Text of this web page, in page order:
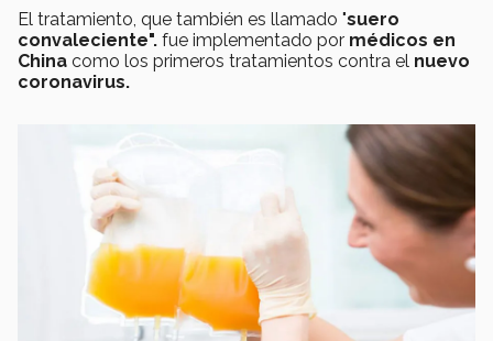
El tratamiento, que también es llamado "suero
convaleciente". fue implementado por médicos en
China como los primeros tratamientos contra el nuevo
coronavirus.